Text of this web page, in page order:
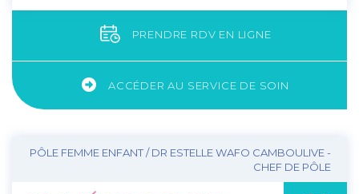
PRENDRE RDV EN LIGNE
ACCÉDER AU SERVICE DE SOIN
PÔLE FEMME ENFANT / DR ESTELLE WAFO CAMBOULIVE -
CHEF DE PÔLE